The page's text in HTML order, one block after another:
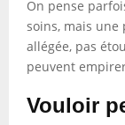
On pense
soins, mais une
allégée, pas
peuvent
Vouloir